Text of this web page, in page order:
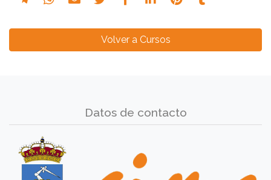
Volver a Cursos
Datos de contacto